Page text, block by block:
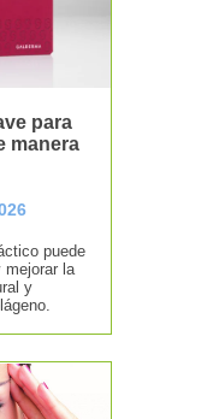
para
manera
puede
mejorar la
y